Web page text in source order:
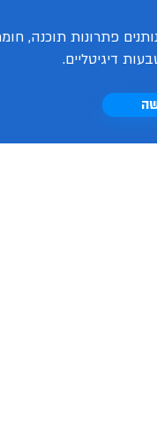
פתרונות תוכנה,
דיגיטליים.